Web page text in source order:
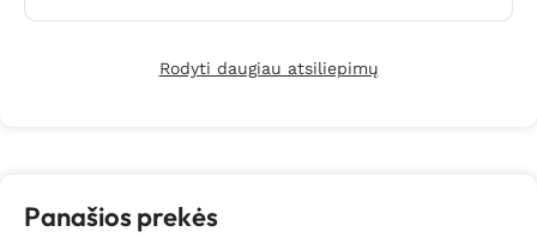
Rodyti daugiau atsiliepimų
Panašios prekės